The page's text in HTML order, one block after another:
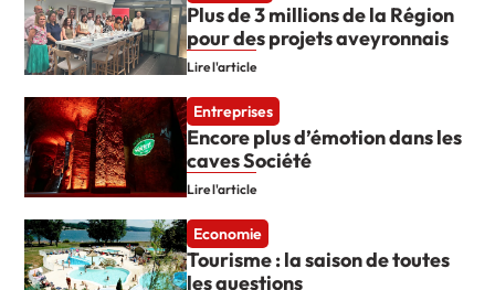
Plus de 3 millions de la Région
pour des projets aveyronnais
Lire l'article
Entreprises
Encore plus d’émotion dans les
caves Société
Lire l'article
Economie
Tourisme : la saison de toutes
les questions